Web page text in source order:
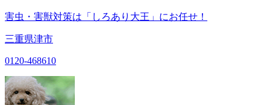
害虫・害獣対策は「しろあり大王」にお任せ！
三重県津市
0120-468610